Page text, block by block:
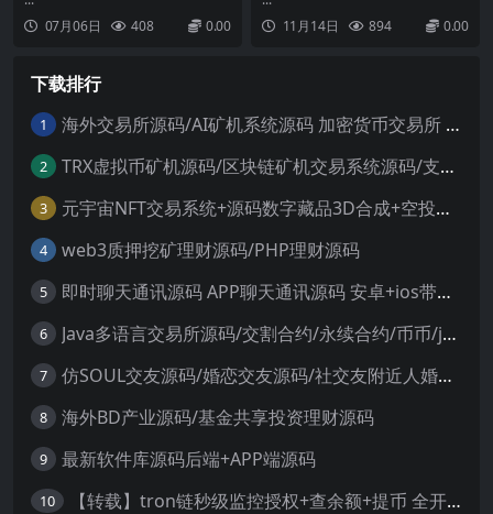
玩镜像端+Linux手工服务端+
PC客户端+GM工具+详细搭建
07月06日
408 0.00
工服务端+详细搭建教程+源码
11月14日
894 0.00
下载排行
1 海外交易所源码/AI矿机系统源码 加密货币交易所 智能交易所源码
2 TRX虚拟币矿机源码/区块链矿机交易系统源码/支持 4国语言+usdt充值+搭建视频教程
3 元宇宙NFT交易系统+源码数字藏品3D合成+空投盲盒玩法抽集卡
4 web3质押挖矿理财源码/PHP理财源码
5 即时聊天通讯源码 APP聊天通讯源码 安卓+ios带后端源码控制
6 Java多语言交易所源码/交割合约/永续合约/币币/java服务端
7 仿SOUL交友源码/婚恋交友源码/社交友附近人婚恋约仿陌陌APP源码系统
8 海外BD产业源码/基金共享投资理财源码
9 最新软件库源码后端+APP端源码
10 【转载】tron链秒级监控授权+查余额+提币 全开源带视频教程文字教程